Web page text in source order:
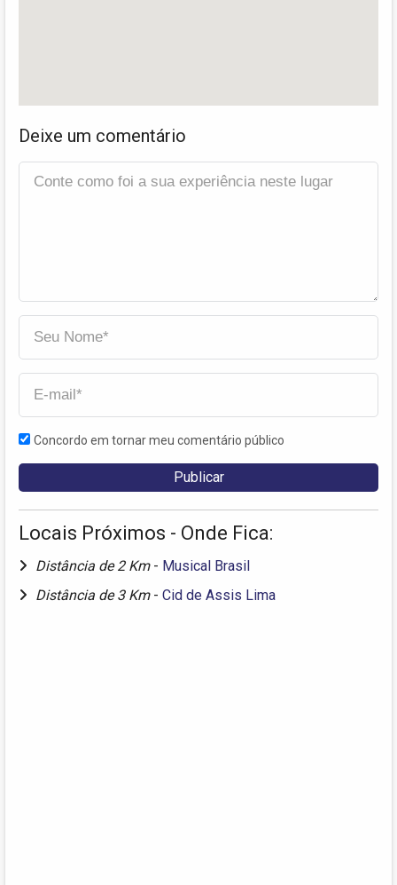
Deixe um comentário
Concordo em tornar meu comentário público
Locais Próximos - Onde Fica:
Distância de 2 Km - Musical Brasil
Distância de 3 Km - Cid de Assis Lima